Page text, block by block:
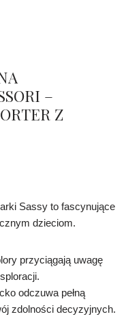
–
Z
Sassy to fascynujące
dzieciom.
przyciągają uwagę
odczuwa pełną
zdolności decyzyjnych.